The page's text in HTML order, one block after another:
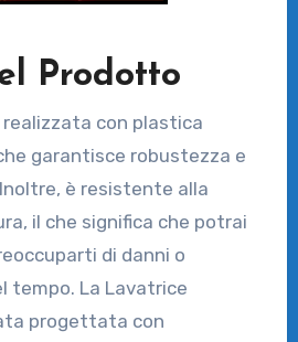
Prodotto
con plastica
garantisce robustezza e
è resistente alla
il che significa che potrai
di danni o
tempo. La Lavatrice
progettata con